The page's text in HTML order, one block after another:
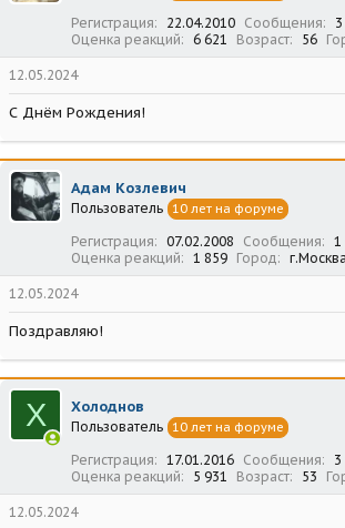
Регистрация 22.04.2010 Сообщения
Оценка реакций
6 621 Возраст 56
12.05.2024
С Днём Рождения!
Адам Козлевич
Пользователь 10 лет на форуме
Регистрация 07.02.2008 Сообщения
1
Оценка реакций
1 859 Город г.Москва
12.05.2024
Поздравляю!
Х Холоднов
Пользователь 10 лет на форуме
Регистрация 17.01.2016 Сообщения
3
Оценка реакций
5 931 Возраст 53
12.05.2024